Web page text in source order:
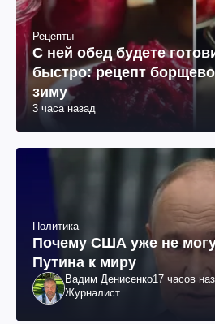
Рецепты
С ней обед будете
быстро: рецепт
зиму
3 часа назад
Политика
Почему США уже не
Путина к миру
Вадим Денисенко17 часов
Журналист